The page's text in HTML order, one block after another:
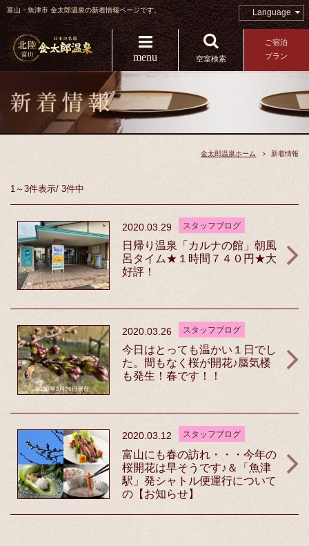
富山・魚津市 金太郎温泉の新着情報ページです。 Language
menu 空室検索
ご宿泊
プラン
金太郎温泉ホーム 新着情報
1～3件表示/ 3件中
2020.03.29 スタッフブログ
日帰り温泉「カルナの館」朝風
呂タイム★１時間７４０円★大
好評！
2020.03.26 スタッフブログ
今日はとっても温かい１日でし
た。間もなく桜が開花♪蜃気楼
も発生！春です！！
2020.03.12 スタッフブログ
富山にも春の訪れ・・・今年の
桜開花は早そうです♪＆「魚津
駅」発シャトル便運行について
の【お知らせ】